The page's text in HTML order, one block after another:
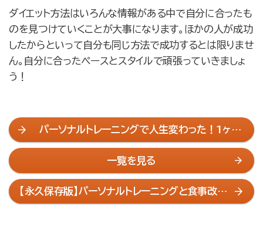
ダイエット方法はいろんな情報がある中で自分に合ったも
のを見つけていくことが大事になります。ほかの人が成功
したからといって自分も同じ方法で成功するとは限りませ
ん。自分に合ったペースとスタイルで頑張っていきましょ
う！
パーソナルトレーニングで人生変わった！1ヶ月
で-8kg達成した私の方法
一覧を見る
【永久保存版】パーソナルトレーニングと食事改善
で人生を変える方法